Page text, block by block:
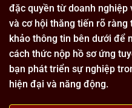
đặc quyền từ doanh nghiệp
và cơ hội thăng tiến rõ
khảo thông tin bên dưới để
cách thức nộp hồ sơ ứng
bạn phát triển sự nghiệp
hiện đại và năng động.